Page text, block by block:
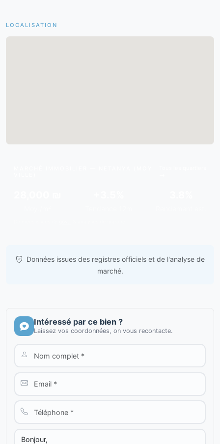
LOCALISATION
Données issues des registres officiels et de l'analyse de
marché.
Intéressé par ce bien ?
Laissez vos coordonnées, on vous recontacte.